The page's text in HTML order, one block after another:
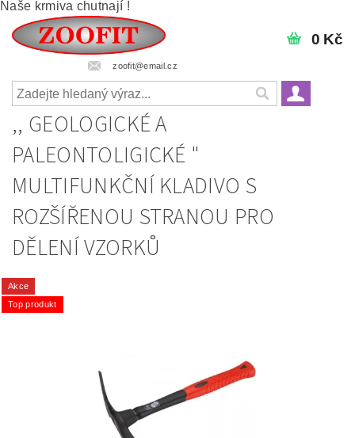
Naše krmiva chutnají !
zoofit@email.cz
0 Kč
,, GEOLOGICKÉ A
PALEONTOLIGICKÉ "
MULTIFUNKČNÍ KLADIVO S
ROZŠÍŘENOU STRANOU PRO
DĚLENÍ VZORKŮ
Akce
Top produkt